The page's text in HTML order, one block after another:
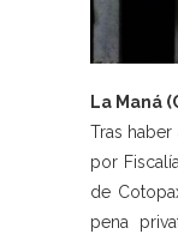
La Maná
Tras
por
de
pena